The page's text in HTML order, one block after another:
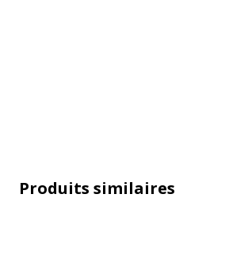
Produits similaires